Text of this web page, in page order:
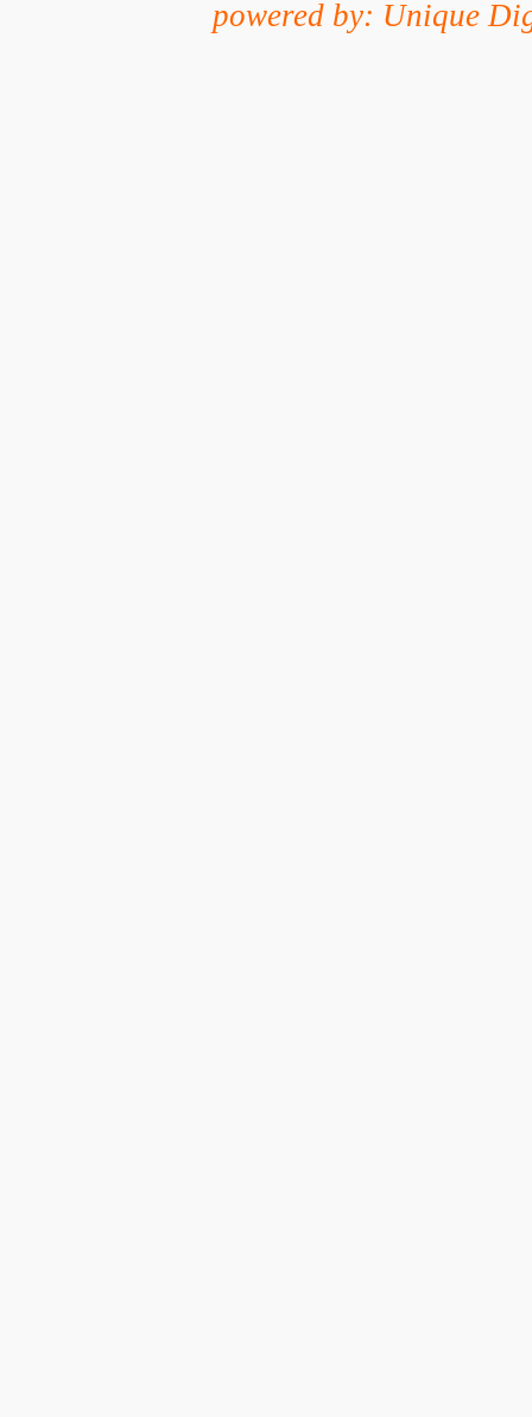
powered by: Unique